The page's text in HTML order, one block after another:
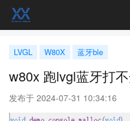
LVGL W80X 蓝牙ble
w80x 跑lvgl蓝牙打
发布于 2024-07-31 10:34:16